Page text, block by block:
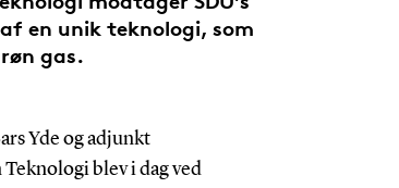
en unik teknologi, som
gas.
Yde og adjunkt
blev i dag ved